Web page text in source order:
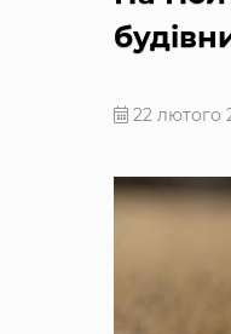
22 лютого